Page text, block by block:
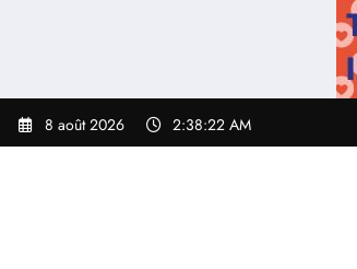
8 août 2026 2:38:23 AM